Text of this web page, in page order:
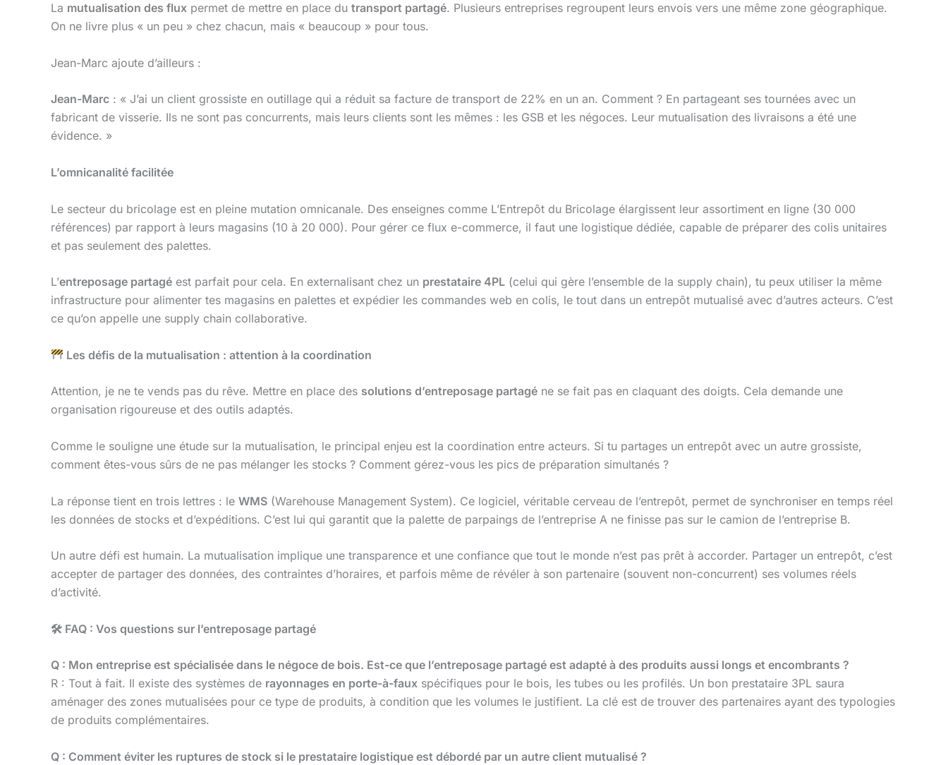
La mutualisation des flux permet de mettre en place du transport partagé. Plusieurs entreprises regroupent leurs envois vers une même zone géographique.
On ne livre plus « un peu » chez chacun, mais « beaucoup » pour tous.
Jean-Marc ajoute d’ailleurs :
Jean-Marc : « J’ai un client grossiste en outillage qui a réduit sa facture de transport de 22% en un an. Comment ? En partageant ses tournées avec un
fabricant de visserie. Ils ne sont pas concurrents, mais leurs clients sont les mêmes : les GSB et les négoces. Leur mutualisation des livraisons a été une
évidence. »
L’omnicanalité facilitée
Le secteur du bricolage est en pleine mutation omnicanale. Des enseignes comme L’Entrepôt du Bricolage élargissent leur assortiment en ligne (30 000
références) par rapport à leurs magasins (10 à 20 000). Pour gérer ce flux e-commerce, il faut une logistique dédiée, capable de préparer des colis unitaires
et pas seulement des palettes.
L’entreposage partagé est parfait pour cela. En externalisant chez un prestataire 4PL (celui qui gère l’ensemble de la supply chain), tu peux utiliser la même
infrastructure pour alimenter tes magasins en palettes et expédier les commandes web en colis, le tout dans un entrepôt mutualisé avec d’autres acteurs. C’est
ce qu’on appelle une supply chain collaborative.
Les défis de la mutualisation : attention à la coordination
Attention, je ne te vends pas du rêve. Mettre en place des solutions d’entreposage partagé ne se fait pas en claquant des doigts. Cela demande une
organisation rigoureuse et des outils adaptés.
Comme le souligne une étude sur la mutualisation, le principal enjeu est la coordination entre acteurs. Si tu partages un entrepôt avec un autre grossiste,
comment êtes-vous sûrs de ne pas mélanger les stocks ? Comment gérez-vous les pics de préparation simultanés ?
La réponse tient en trois lettres : le WMS (Warehouse Management System). Ce logiciel, véritable cerveau de l’entrepôt, permet de synchroniser en temps réel
les données de stocks et d’expéditions. C’est lui qui garantit que la palette de parpaings de l’entreprise A ne finisse pas sur le camion de l’entreprise B.
Un autre défi est humain. La mutualisation implique une transparence et une confiance que tout le monde n’est pas prêt à accorder. Partager un entrepôt, c’est
accepter de partager des données, des contraintes d’horaires, et parfois même de révéler à son partenaire (souvent non-concurrent) ses volumes réels
d’activité.
🛠 ️ FAQ : Vos questions sur l’entreposage partagé
Q : Mon entreprise est spécialisée dans le négoce de bois. Est-ce que l’entreposage partagé est adapté à des produits aussi longs et encombrants ?
R : Tout à fait. Il existe des systèmes de rayonnages en porte-à-faux spécifiques pour le bois, les tubes ou les profilés. Un bon prestataire 3PL saura
aménager des zones mutualisées pour ce type de produits, à condition que les volumes le justifient. La clé est de trouver des partenaires ayant des typologies
de produits complémentaires.
Q : Comment éviter les ruptures de stock si le prestataire logistique est débordé par un autre client mutualisé ?